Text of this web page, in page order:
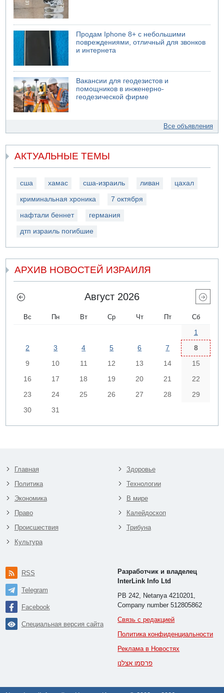
Продам Iphone 8+ с небольшими
повреждениями, отличный для звонков
и интернета
Вакансии для геодезистов и
помощников в инженерно-
геодезической фирме
Все объявления
АКТУАЛЬНЫЕ ТЕМЫ
сша хамас сша-израиль ливан цахал
криминальная хроника 7 октября
нафтали беннет германия
дтп израиль погибшие
АРХИВ НОВОСТЕЙ ИЗРАИЛЯ
Август 2026
Вс Пн Вт Ср Чт Пт Сб
1
2
3 4 5 6 7
8
9
10 11 12 13 14
15
16
17 18 19 20 21
22
23
24 25 26 27 28
29
30
31
Главная
Политика
Экономика
Право
Происшествия
Культура
Здоровье
Технологии
В мире
Калейдоскоп
Трибуна
RSS
Telegram
Facebook
Специальная версия сайта
Разработчик и владелец
InterLink Info Ltd
PB 242, Netanya 4210201,
Company number 512805862
Связь с редакцией
Политика конфиденциальности
Реклама в Новостях
פרסמו אצלנו